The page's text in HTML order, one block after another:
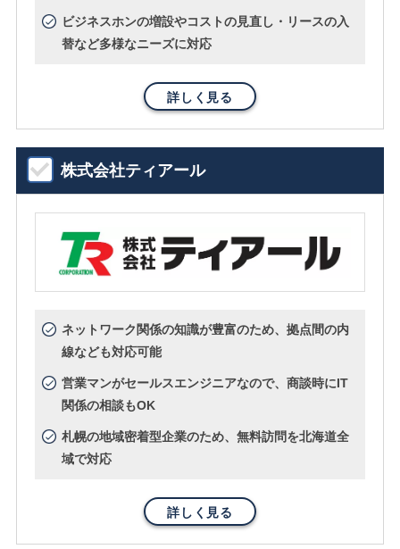
ビジネスホンの増設やコストの見直し・リースの入
替など多様なニーズに対応
詳しく見る
株式会社ティアール
ネットワーク関係の知識が豊富のため、拠点間の内
線なども対応可能
営業マンがセールスエンジニアなので、商談時にIT
関係の相談もOK
札幌の地域密着型企業のため、無料訪問を北海道全
域で対応
詳しく見る